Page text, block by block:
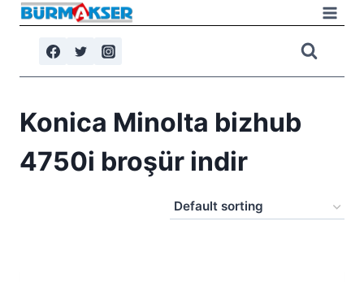
Skip
content
Konica Minolta bizhub
4750i broşür indir